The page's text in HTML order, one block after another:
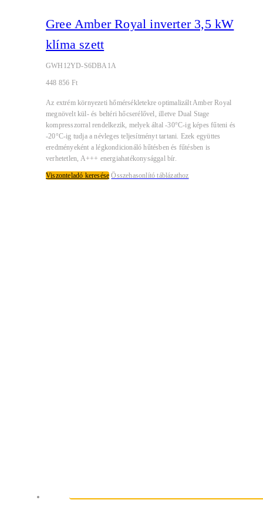
Gree Amber Royal inverter 3,5 kW
klíma szett
GWH12YD-S6DBA1A
448 856 Ft
Az extrém környezeti hőmérsékletekre optimalizált Amber Royal
megnövelt kül- és beltéri hőcserélővel, illetve Dual Stage
kompresszorral rendelkezik, melyek által -30°C-ig képes fűteni és
-20°C-ig tudja a névleges teljesítményt tartani. Ezek együttes
eredményeként a légkondicionáló hűtésben és fűtésben is
verhetetlen, A+++ energiahatékonysággal bír.
Viszonteladó keresése Összehasonlító táblázathoz